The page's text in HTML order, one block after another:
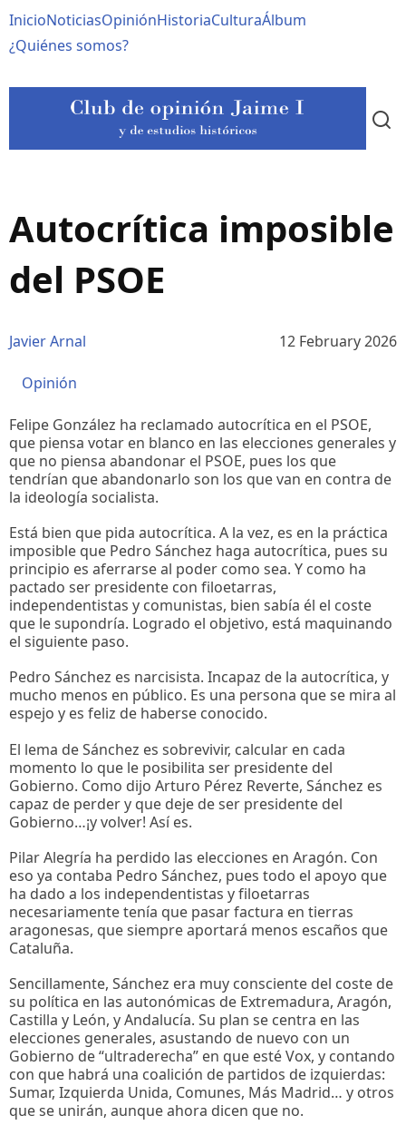
al
contenido
Navegación
principal
InicioNoticiasOpiniónHistoriaCulturaÁlbum
¿Quiénes somos?
Autocrítica imposible
del PSOE
Javier Arnal 12 February 2026
Opinión
Felipe González ha reclamado autocrítica en el PSOE,
que piensa votar en blanco en las elecciones generales y
que no piensa abandonar el PSOE, pues los que
tendrían que abandonarlo son los que van en contra de
la ideología socialista.
Está bien que pida autocrítica. A la vez, es en la práctica
imposible que Pedro Sánchez haga autocrítica, pues su
principio es aferrarse al poder como sea. Y como ha
pactado ser presidente con filoetarras,
independentistas y comunistas, bien sabía él el coste
que le supondría. Logrado el objetivo, está maquinando
el siguiente paso.
Pedro Sánchez es narcisista. Incapaz de la autocrítica, y
mucho menos en público. Es una persona que se mira al
espejo y es feliz de haberse conocido.
El lema de Sánchez es sobrevivir, calcular en cada
momento lo que le posibilita ser presidente del
Gobierno. Como dijo Arturo Pérez Reverte, Sánchez es
capaz de perder y que deje de ser presidente del
Gobierno…¡y volver! Así es.
Pilar Alegría ha perdido las elecciones en Aragón. Con
eso ya contaba Pedro Sánchez, pues todo el apoyo que
ha dado a los independentistas y filoetarras
necesariamente tenía que pasar factura en tierras
aragonesas, que siempre aportará menos escaños que
Cataluña.
Sencillamente, Sánchez era muy consciente del coste de
su política en las autonómicas de Extremadura, Aragón,
Castilla y León, y Andalucía. Su plan se centra en las
elecciones generales, asustando de nuevo con un
Gobierno de “ultraderecha” en que esté Vox, y contando
con que habrá una coalición de partidos de izquierdas:
Sumar, Izquierda Unida, Comunes, Más Madrid… y otros
que se unirán, aunque ahora dicen que no.